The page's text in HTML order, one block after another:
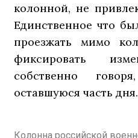
колонной, не
Единственное что
проезжать мимо
фиксировать
собственно
оставшуюся часть дня.
Колонна российской